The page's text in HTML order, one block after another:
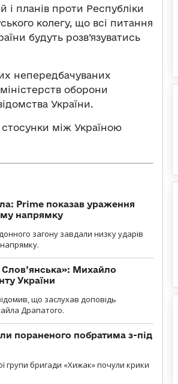
планів проти Республіки
колегу, що всі питання
будуть розв’язуватись
непередбачуваних
оборони
України.
між Україною
Prime показав ураження
напрямку
загону завдали низку ударів
Слов’янська»: Михайло
України
що заслухав доповідь
Драпатого.
пораненого побратима з-під
групи бригади «Хижак» почули крики